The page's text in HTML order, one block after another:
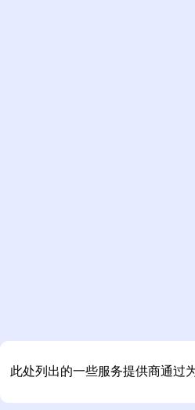
此处列出的一些服务提供商通过